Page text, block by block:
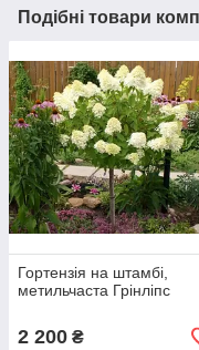
Подібні товари
Гортензія на штамбі,
метильчаста Грінліпс
2 200 ₴